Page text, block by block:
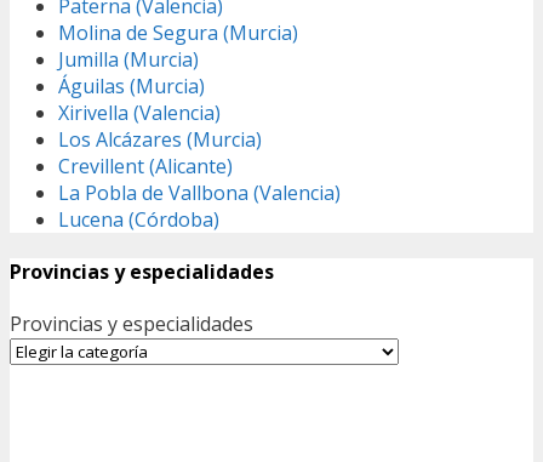
Paterna (Valencia)
Molina de Segura (Murcia)
Jumilla (Murcia)
Águilas (Murcia)
Xirivella (Valencia)
Los Alcázares (Murcia)
Crevillent (Alicante)
La Pobla de Vallbona (Valencia)
Lucena (Córdoba)
Provincias y especialidades
Provincias y especialidades